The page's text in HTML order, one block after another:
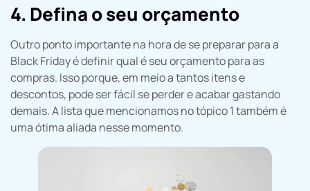
4. Defina o seu orçamento
Outro ponto importante na hora de se preparar para a
Black Friday é definir qual é seu orçamento para as
compras. Isso porque, em meio a tantos itens e
descontos, pode ser fácil se perder e acabar gastando
demais.A lista que mencionamos no tópico 1 também é
uma ótima aliada nesse momento.